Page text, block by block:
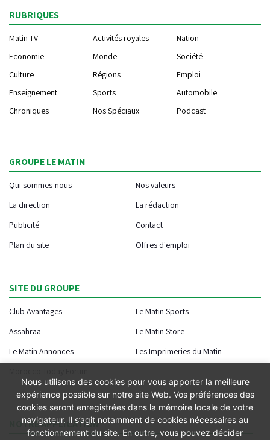
RUBRIQUES
Matin TV Activités royales
Nation
Economie
Monde
Société
Culture
Régions
Emploi
Enseignement
Sports
Automobile
Chroniques
Nos Spéciaux Podcast
GROUPE LE MATIN
Qui sommes-nous
Nos valeurs
La direction
La rédaction
Publicité
Contact
Plan du site
Offres d'emploi
SITE DU GROUPE
Club Avantages
Le Matin Sports
Assahraa
Le Matin Store
Le Matin Annonces
Les Imprimeries du Matin
NOTRE APPLICATION
Nous utilisons des cookies pour vous apporter la meilleure
expérience possible sur notre site Web. Vos préférences des
cookies seront enregistrées dans la mémoire locale de votre
navigateur. Il s’agit notamment de cookies nécessaires au
fonctionnement du site. En outre, vous pouvez décider